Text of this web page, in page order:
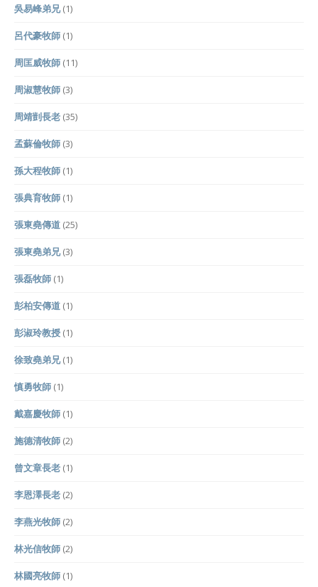
吳易峰弟兄(1)
呂代豪牧師 (1)
周匡威牧師 (11)
周淑慧牧師 (3)
周靖剴長老 (35)
孟蘇倫牧師 (3)
孫大程牧師 (1)
張典育牧師 (1)
張東堯傳道 (25)
張東堯弟兄(3)
張磊牧師 (1)
彭柏安傳道 (1)
彭淑玲教授 (1)
徐致堯弟兄(1)
慎勇牧師 (1)
戴嘉慶牧師 (1)
施德清牧師 (2)
曾文章長老 (1)
李恩澤長老 (2)
李燕光牧師 (2)
林光信牧師 (2)
林國亮牧師 (1)